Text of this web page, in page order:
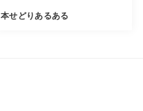
本せどりあるある